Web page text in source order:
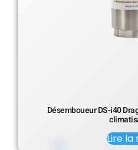
Désemboueur DS-i40
Lire la